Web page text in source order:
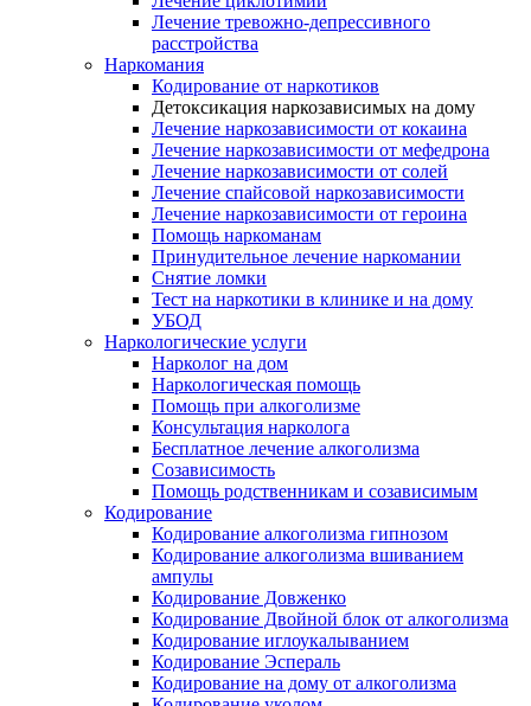
Лечение тревожно-депрессивного
расстройства
Наркомания
Кодирование от наркотиков
Детоксикация наркозависимых на дому
Лечение наркозависимости от кокаина
Лечение наркозависимости от мефедрона
Лечение наркозависимости от солей
Лечение спайсовой наркозависимости
Лечение наркозависимости от героина
Помощь наркоманам
Принудительное лечение наркомании
Снятие ломки
Тест на наркотики в клинике и на дому
УБОД
Наркологические услуги
Нарколог на дом
Наркологическая помощь
Помощь при алкоголизме
Консультация нарколога
Бесплатное лечение алкоголизма
Созависимость
Помощь родственникам и созависимым
Кодирование
Кодирование алкоголизма гипнозом
Кодирование алкоголизма вшиванием
ампулы
Кодирование Довженко
Кодирование Двойной блок от алкоголизма
Кодирование иглоукалыванием
Кодирование Эспераль
Кодирование на дому от алкоголизма